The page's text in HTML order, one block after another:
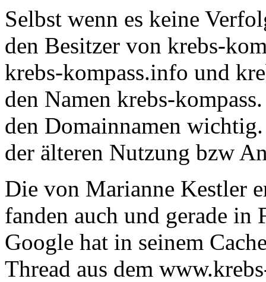
Selbst wenn es keine
den Besitzer von krebs-
krebs-kompass.info und
den Namen krebs-
den Domainnamen
der älteren Nutzung bzw
Die von Marianne Kestler
fanden auch und gerade in
Google hat in seinem
Thread aus dem